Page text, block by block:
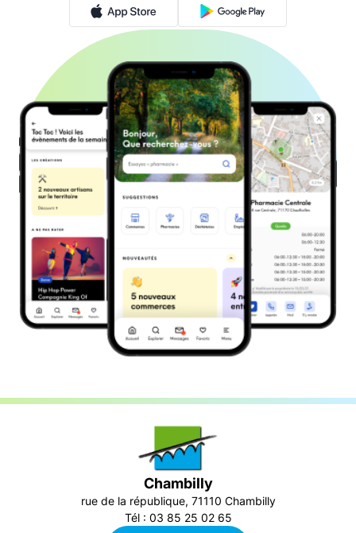
Chambilly
rue de la république, 71110 Chambilly
Tél : 03 85 25 02 65